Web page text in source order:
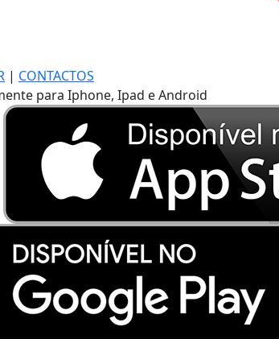
| CONTACTOS
para Iphone, Ipad e Android